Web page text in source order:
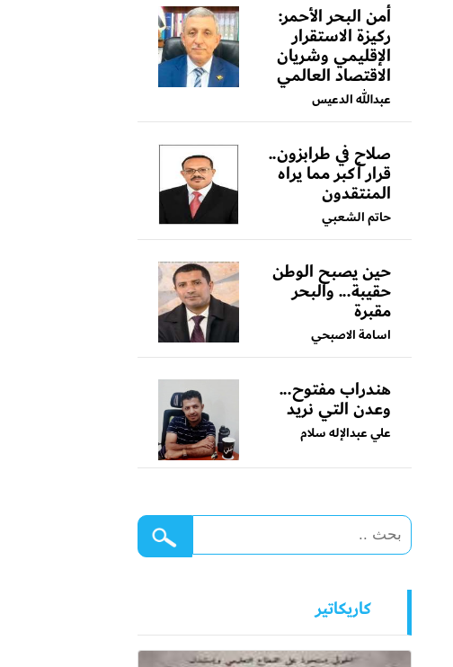
أمن البحر الأحمر:
ركيزة الاستقرار
الإقليمي وشريان
الاقتصاد العالمي
عبدالله الدعيس
صلاح في طرابزون..
قرار أكبر مما يراه
المنتقدون
حاتم الشعبي
حين يصبح الوطن
حقيبة... والبحر
مقبرة
اسامة الاصبحي
هندراب مفتوح...
وعدن التي نريد
علي عبدالإله سلام
كاريكاتير